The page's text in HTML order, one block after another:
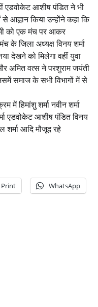
आशीष पंडित ने भी
आह्वान किया उन्होंने कहा कि
को एक मंच पर आकर
के जिला अध्यक्ष विनय शर्मा
देखने को मिलेगा वहीं युवा
अमित वत्स ने परशुराम जयंती
समाज के सभी विभागों में से
में हिमांशु शर्मा नवीन शर्मा
एडवोकेट आशीष पंडित विनय
शर्मा आदि मौजूद रहे
Print WhatsApp